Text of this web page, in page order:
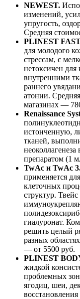
NEWEST.
изменений,
упругость,
Средняя
PLINEST
для молодого
стрессам, с
нетоксичен для
внутренними
раннего
атонии.
магазинах —
Renaissance
истонченную,
тканей,
препаратом (1
TwAc и TwAc
применяется
клеточных
структур.
гиалуронат.
решить целый
разных
— от 5500 руб.
PLINEST
жидкой
проблемных
ягодиц, шеи,